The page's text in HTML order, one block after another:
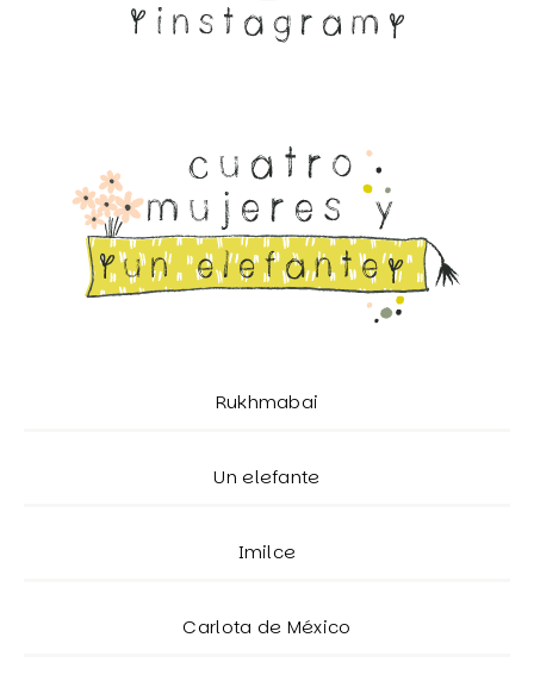
Rukhmabai
Un elefante
Imilce
Carlota de México